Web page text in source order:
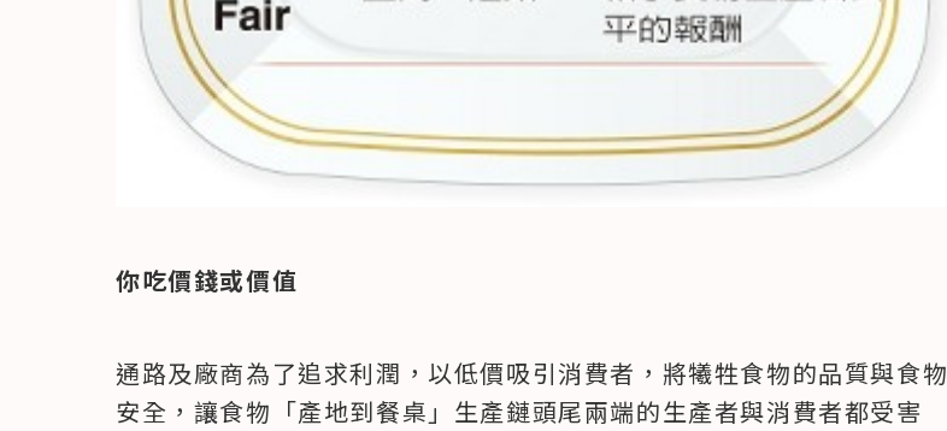
你吃價錢或價值
通路及廠商為了追求利潤，以低價吸引消費者，將犧牲食物的品質與食物
安全，讓食物「產地到餐桌」生產鏈頭尾兩端的生產者與消費者都受害